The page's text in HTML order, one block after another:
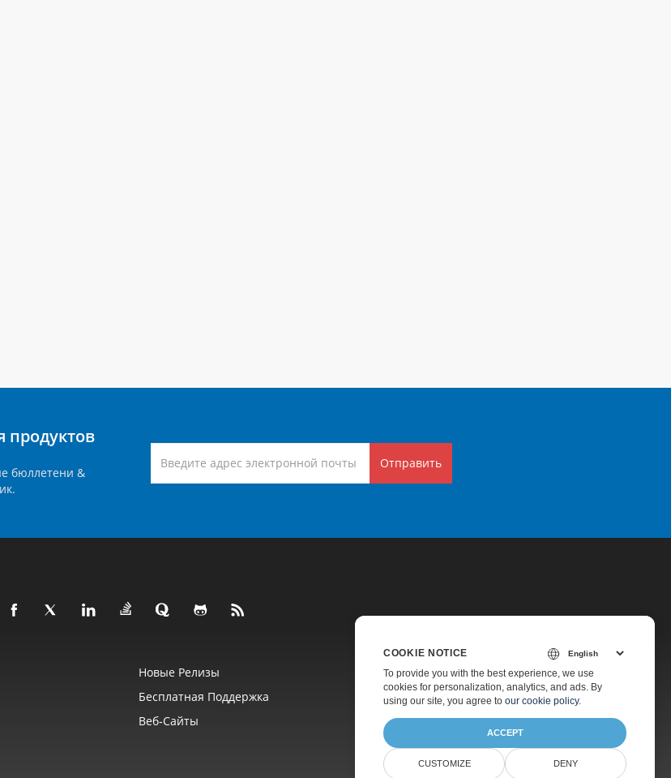
бюллетени &
Отправить
Новые Релизы
Цены
Бесплатная Поддержка
Платная Поддержка
Веб‑сайты О Компании
COOKIE NOTICE
To provide you with the best experience, we use
cookies for personalization, analytics, and ads. By
using our site, you agree to our cookie policy.
ACCEPT
CUSTOMIZE DENY